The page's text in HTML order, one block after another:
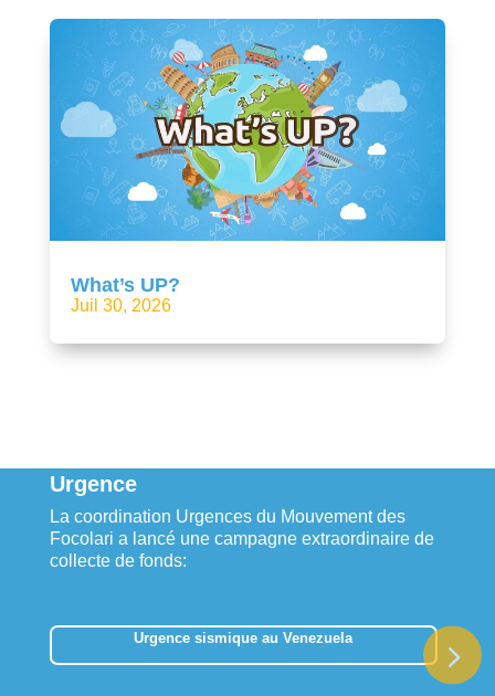
What’s UP?
Juil 30, 2026
Urgence
La coordination Urgences du Mouvement des
Focolari a lancé une campagne extraordinaire de
collecte de fonds:
Urgence sismique au Venezuela